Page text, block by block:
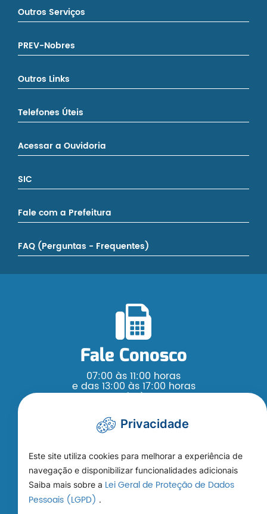
Outros Serviços
PREV-Nobres
Outros Links
Telefones Úteis
Acessar a Ouvidoria
SIC
Fale com a Prefeitura
FAQ (Perguntas - Frequentes)
Fale Conosco
07:00 às 11:00 horas
e das 13:00 às 17:00 horas
Segunda à Sexta
(65) 3376 - 4200
Como Chegar
Privacidade
Este site utiliza cookies para melhorar a experiência de
navegação e disponibilizar funcionalidades adicionais
Saiba mais sobre a Lei Geral de Proteção de Dados
Pessoais (LGPD) .